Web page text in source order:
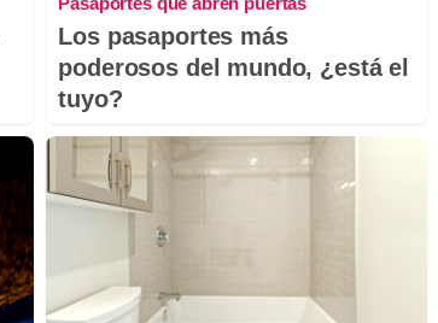
Los pasaportes más
poderosos del mundo, ¿está el
tuyo?